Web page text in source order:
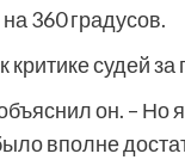
360 градусов.
судей
он. – Но
вполне